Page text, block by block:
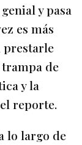
y pasa
es más
prestarle
de
y la
reporte.
lo largo de